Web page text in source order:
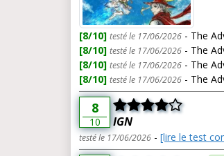
[8/10] testé le 17/06/2026 - The
[8/10] testé le 17/06/2026 - The
[8/10] testé le 17/06/2026 - The
[8/10] testé le 17/06/2026 - The
8
10 IGN
testé le 17/06/2026 - [lire le test